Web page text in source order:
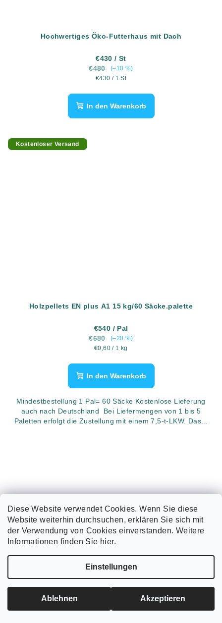
Diese Website verwendet Cookies. Wenn Sie diese
Website weiterhin durchsuchen, erklären Sie sich mit
der Verwendung von Cookies einverstanden. Weitere
Informationen finden Sie hier.
Einstellungen
Ablehnen Akzeptieren
Hochwertiges Öko-Futterhaus mit Dach
€430/ St
€480
(–10 %)
Verkaufspreis:
€430 / 1 St
In den Warenkorb
Kostenloser Versand
Holzpellets EN plus A1 15 kg/60 Säcke.palette
€540 / Pal
€680
(–20 %)
Verkaufspreis:
€0,60 / 1 kg
In den Warenkorb
Mindestbestellung 1 Pal= 60 Säcke Kostenlose Lieferung
auch nach Deutschland Bei Liefermengen von 1 bis 5
Paletten erfolgt die Zustellung mit einem 7,5-t-LKW. Das...